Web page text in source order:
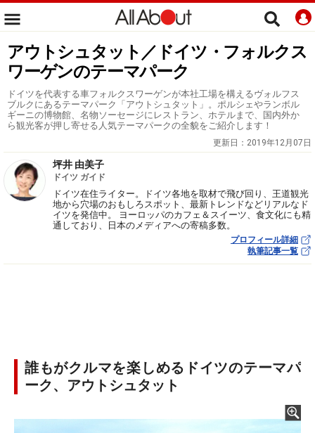
アウトシュタット／ドイツ・フォルクス
ワーゲンのテーマパーク
ドイツを代表する車フォルクスワーゲンが本社工場を構えるヴォルフス
ブルクにあるテーマパーク「アウトシュタット」。ポルシェやランボル
ギーニの博物館、名物ソーセージにレストラン、ホテルまで、国内外か
ら観光客が押し寄せる人気テーマパークの全貌をご紹介します！
更新日： 2019年12月07日
坪井 由美子
ドイツ ガイド
ドイツ在住ライター。ドイツ各地を取材で飛び回り、王道観光
地から穴場のおもしろスポット、最新トレンドなどリアルなド
イツを発信中。 ヨーロッパのカフェ＆スイーツ、食文化にも精
通しており、日本のメディアへの寄稿多数。
プロフィール詳細
執筆記事一覧
誰もがクルマを楽しめるドイツのテーマパ
ーク、アウトシュタット